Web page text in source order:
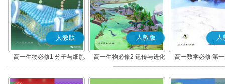
人教版
高一生物必修1 分子与细胞
人教版
高一生物必修2 遗传与进化
人
高一数学必修 第